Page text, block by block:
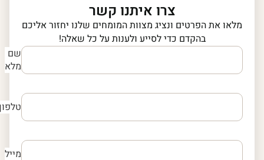
צרו איתנו קשר
מלאו את הפרטים ונציג מצוות המומחים שלנו יחזור אליכם
בהקדם כדי לסייע ולענות על כל שאלה!
שם
מלא
טלפון
מייל